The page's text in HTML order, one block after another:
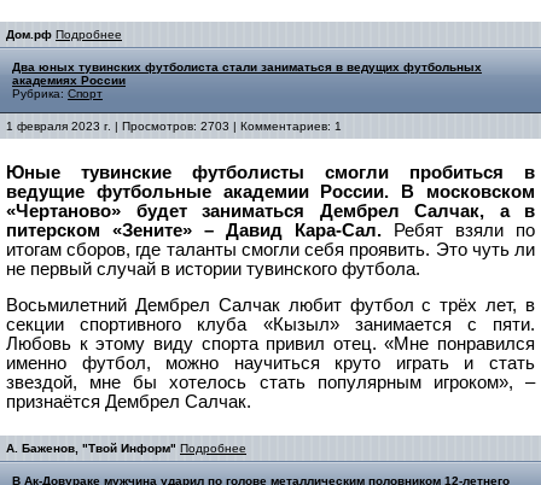
Дом.рф Подробнее
Два юных тувинских футболиста стали заниматься в ведущих футбольных
академиях России
Рубрика: Спорт
1 февраля 2023 г. | Просмотров: 2703 | Комментариев: 1
Юные тувинские футболисты смогли пробиться в
ведущие футбольные академии России. В московском
«Чертаново» будет заниматься Дембрел Салчак, а в
питерском «Зените» – Давид Кара-Сал. Ребят взяли по
итогам сборов, где таланты смогли себя проявить. Это чуть ли
не первый случай в истории тувинского футбола.
Восьмилетний Дембрел Салчак любит футбол с трёх лет, в
секции спортивного клуба «Кызыл» занимается с пяти.
Любовь к этому виду спорта привил отец. «Мне понравился
именно футбол, можно научиться круто играть и стать
звездой, мне бы хотелось стать популярным игроком», –
признаётся Дембрел Салчак.
А. Баженов, "Твой Информ" Подробнее
В Ак-Довураке мужчина ударил по голове металлическим половником 12-летнего